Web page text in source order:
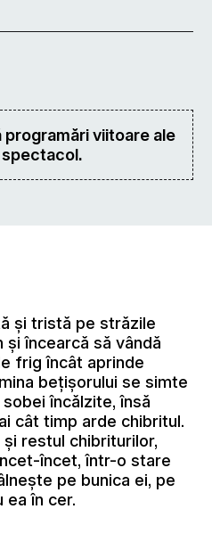
programări viitoare ale
și tristă pe străzile
încearcă să vândă
frig încât aprinde
bețișorului se simte
încălzite, însă
cât timp arde chibritul.
restul chibriturilor,
încet, într-o stare
pe bunica ei, pe
ea în cer.